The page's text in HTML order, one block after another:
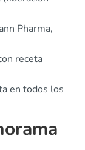
Pharma,
receta
en todos los